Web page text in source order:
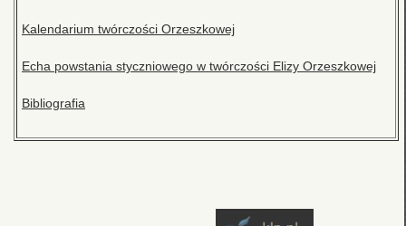
Kalendarium twórczości Orzeszkowej
Echa powstania styczniowego w twórczości Elizy Orzeszkowej
Bibliografia